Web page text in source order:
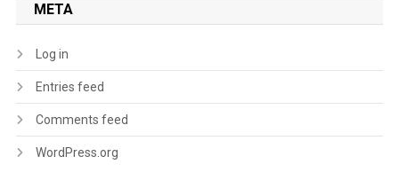
META
Log in
Entries feed
Comments feed
WordPress.org